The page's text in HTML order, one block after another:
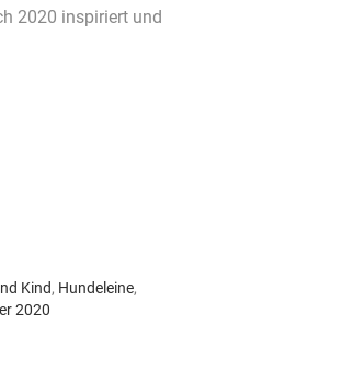
2020 inspiriert und
Kind, Hundeleine,
2020